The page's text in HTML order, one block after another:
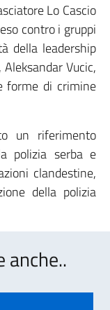
Lo Cascio
contro i gruppi
della leadership
Vucic,
forme di crimine
un riferimento
polizia serba e
clandestine,
della polizia